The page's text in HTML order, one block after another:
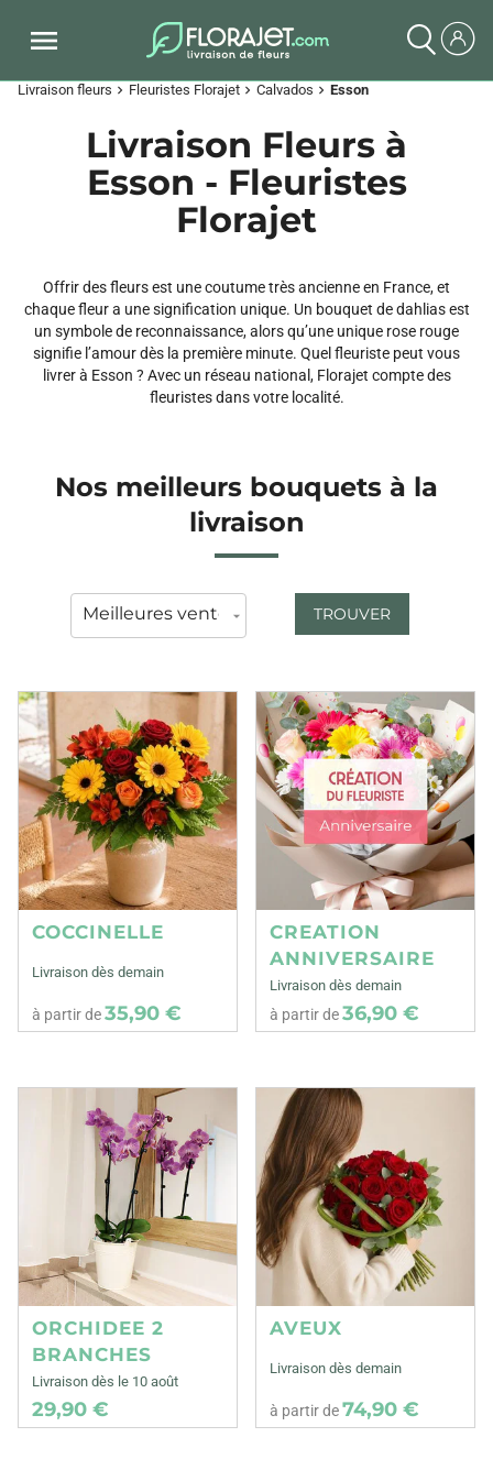
Livraison fleurs chevron_right Fleuristes Florajet chevron_right Calvados chevron_right Esson
Livraison Fleurs à
Esson - Fleuristes
Florajet
Offrir des fleurs est une coutume très ancienne en France, et
chaque fleur a une signification unique. Un bouquet de dahlias est
un symbole de reconnaissance, alors qu’une unique rose rouge
signifie l’amour dès la première minute. Quel fleuriste peut vous
livrer à Esson ? Avec un réseau national, Florajet compte des
fleuristes dans votre localité.
Nos meilleurs bouquets à la
livraison
TROUVER
COCCINELLE
Livraison dès demain
à partir de35,90 €
CREATION
ANNIVERSAIRE
Livraison dès demain
à partir de36,90 €
ORCHIDEE 2
BRANCHES
Livraison dès le 10 août
29,90 €
AVEUX
Livraison dès demain
à partir de74,90 €